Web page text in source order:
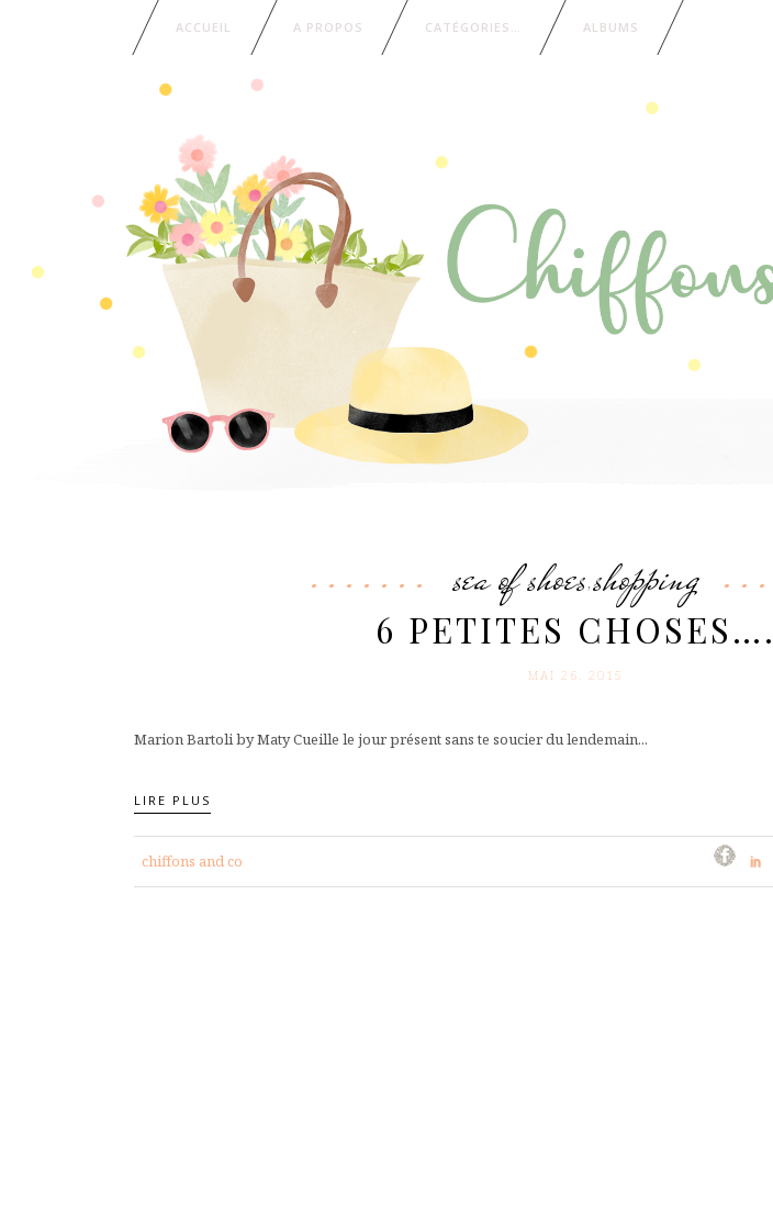
ACCUEIL A PROPOS CATÉGORIES… ALBUMS
sea of shoes,shopping
6 PETITES CHOSES….
MAI 26. 2015
Marion Bartoli by Maty Cueille le jour présent sans te soucier du lendemain...
LIRE PLUS
chiffons and co